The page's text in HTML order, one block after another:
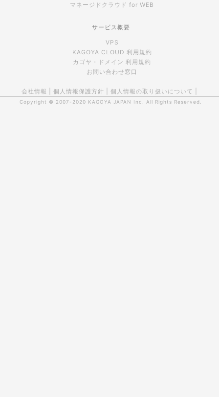
マネージドクラウド for WEB
サービス概要
VPS
KAGOYA CLOUD 利用規約
カゴヤ・ドメイン 利用規約
お問い合わせ窓口
会社情報 個人情報保護方針 個人情報の取り扱いについて
Copyright © 2007-2020 KAGOYA JAPAN Inc. All Rights Reserved.